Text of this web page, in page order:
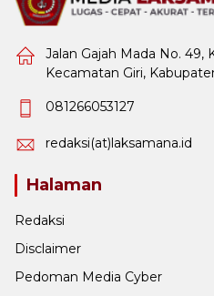
Jalan Gajah Mada No.
Kecamatan Giri,
081266053127
redaksi(at)laksamana.id
Halaman
Redaksi
Disclaimer
Pedoman Media Cyber